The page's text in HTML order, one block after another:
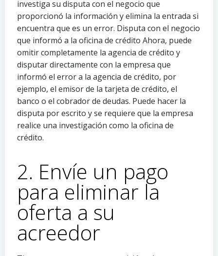
investiga su disputa con el negocio que
proporcionó la información y elimina la entrada si
encuentra que es un error. Disputa con el negocio
que informó a la oficina de crédito Ahora, puede
omitir completamente la agencia de crédito y
disputar directamente con la empresa que
informó el error a la agencia de crédito, por
ejemplo, el emisor de la tarjeta de crédito, el
banco o el cobrador de deudas. Puede hacer la
disputa por escrito y se requiere que la empresa
realice una investigación como la oficina de
crédito.
2. Envíe un pago
para eliminar la
oferta a su
acreedor